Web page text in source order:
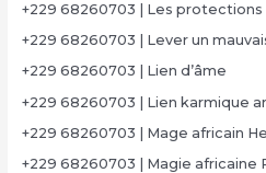
+229 68260703 | Les
+229 68260703 | Lever un
+229 68260703 | Lien d’âme
+229 68260703 | Lien karmique
+229 68260703 | Mage africain
+229 68260703 | Magie africaine